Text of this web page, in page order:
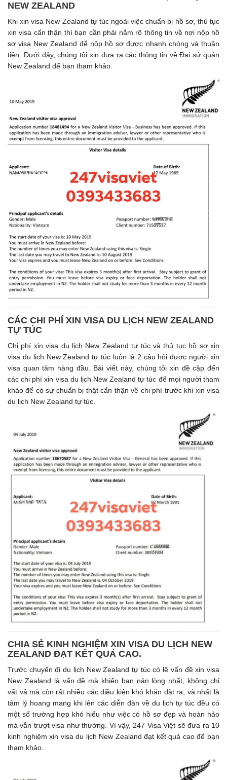
NEW ZEALAND
Khi xin visa New Zealand tự túc ngoài việc chuẩn bị hồ sơ, thủ tục
xin visa cẩn thận thì bạn cần phải nắm rõ thông tin về nơi nộp hồ
sơ visa New Zealand để nộp hồ sơ được nhanh chóng và thuận
tiện. Dưới đây, chúng tôi xin đưa ra các thông tin về Đại sứ quán
New Zealand để bạn tham khảo.
CÁC CHI PHÍ XIN VISA DU LỊCH NEW ZEALAND
TỰ TÚC
Chi phí xin visa du lịch New Zealand tự túc và thủ tục hồ sơ xin
visa du lịch New Zealand tự túc luôn là 2 câu hỏi được người xin
visa quan tâm hàng đầu. Bài viết này, chúng tôi xin đề cập đến
các chi phí xin visa du lịch New Zealand tự túc để mọi người tham
khảo để có sự chuẩn bị thật cẩn thận về chi phí trước khi xin visa
du lịch New Zealand tự túc.
CHIA SẺ KINH NGHIỆM XIN VISA DU LỊCH NEW
ZEALAND ĐẠT KẾT QUẢ CAO.
Trước chuyến đi du lịch New Zealand tự túc có lẽ vấn đề xin visa
New Zealand là vấn đề mà khiến bạn nản lòng nhất, không chỉ
vất vả mà còn rất nhiều các điều kiện khó khăn đặt ra, và nhất là
tâm lý hoang mang khi lên các diễn đàn về du lịch tự túc đều có
một số trường hợp khó hiểu như việc có hồ sơ đẹp và hoàn hảo
mà vẫn trượt visa như thường. Vì vậy, 247 Visa Việt sẽ đưa ra 10
kinh nghiệm xin visa du lịch New Zealand đạt kết quả cao để bạn
tham khảo.